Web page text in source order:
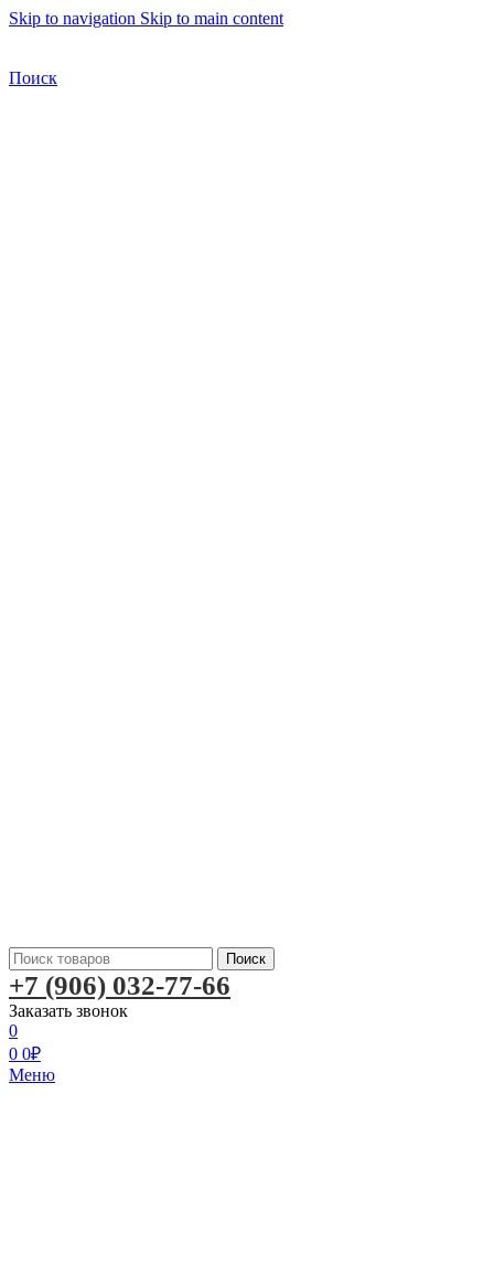
Skip to navigation Skip to main content
Поиск
Поиск
+7 (906) 032-77-66
Заказать звонок
0
0 0₽
Меню